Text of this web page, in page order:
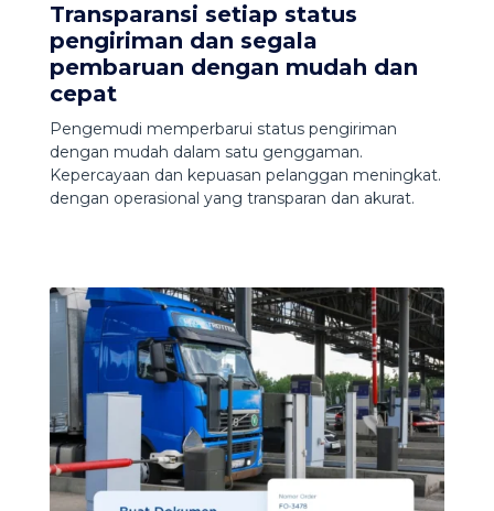
Transparansi setiap status
pengiriman dan segala
pembaruan dengan mudah dan
cepat
Pengemudi memperbarui status pengiriman
dengan mudah dalam satu genggaman.
Kepercayaan dan kepuasan pelanggan meningkat.
dengan operasional yang transparan dan akurat.​